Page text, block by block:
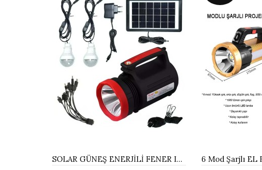
SOLAR GÜNEŞ ENERJİLİ FENER IŞILDAK LED AMPÜL WATTON WT-315